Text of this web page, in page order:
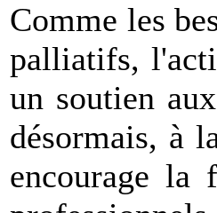
Comme les
palliatifs,
un soutien
désormais, à
encourage la